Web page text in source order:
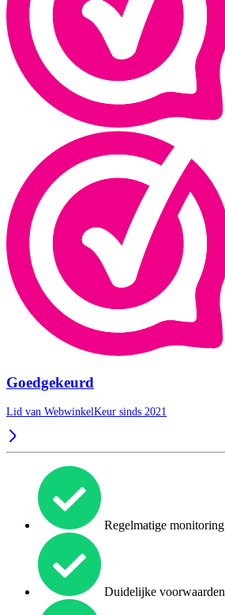
Goedgekeurd
Lid van WebwinkelKeur sinds 2021
Regelmatige monitoring
Duidelijke voorwaarden